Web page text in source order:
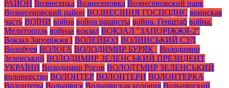
РАЙОН Вознесенка Вознесеновка Вознесеновский парк
Вознесеновский район ВОЗНЕСІННЯ ГОСПОДНЄ воинская
часть ВОЇНИ война война рашисты война. Генштаб война.
Мелитополь войнаа вокзал ВОКЗАЛ "ЗАПОРІЖЖЯ-2"
Вокзал Запоріжжя І ВОЛЕЙБОЛ ВОЛИНСЬКИЙ СУД
Волобуев ВОЛОГА ВОЛОДИМИР БУРЯК_
Володимир
Зеленський ВОЛОДИМИР ЗЕЛЕНСЬКИЙ ПРЕЗИДЕНТ
УКРАЇНИ Володимир Рогов ВОЛОДТМИР ЗЕЛЕНСЬКИЙ
волонерство ВОЛОНТЕР ВОЛОНТЕРИ ВОЛОНТЕРКА
Волонтеры Вольнянск Вольнянская колония Вольнянский